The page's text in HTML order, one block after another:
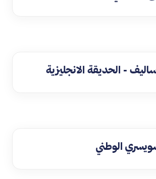
- الحديقة الانجليزية
الوطني